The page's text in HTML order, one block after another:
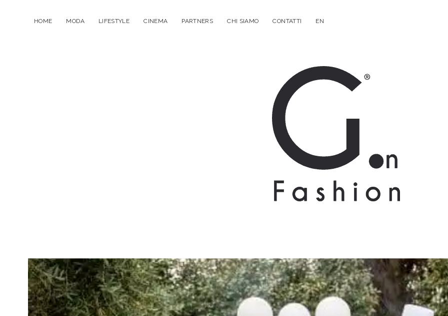
HOME MODA LIFESTYLE CINEMA PARTNERS CHI SIAMO CONTATTI EN
G.on
Fashion
Magazine